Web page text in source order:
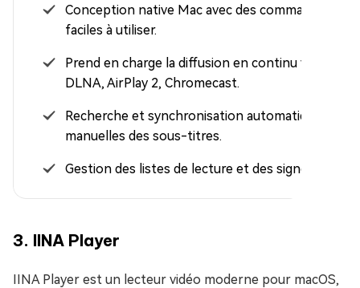
Conception native Mac avec des commandes
faciles à utiliser.
Prend en charge la diffusion en continu via
DLNA, AirPlay 2, Chromecast.
Recherche et synchronisation automatiques et
manuelles des sous-titres.
Gestion des listes de lecture et des signets.
3. IINA Player
IINA Player est un lecteur vidéo moderne pour macOS,